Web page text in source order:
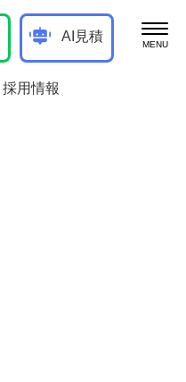
AI見積
採用情報